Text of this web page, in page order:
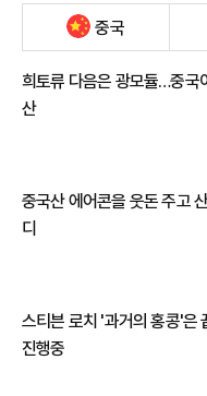
중국
희토류 다음은 광모듈…중국
산
중국산 에어콘을 웃돈 주고
디
스티븐 로치 '과거의 홍콩'은
진행중